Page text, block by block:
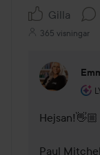
Gilla
365 visningar
Hejsan!👋🏼
Paul